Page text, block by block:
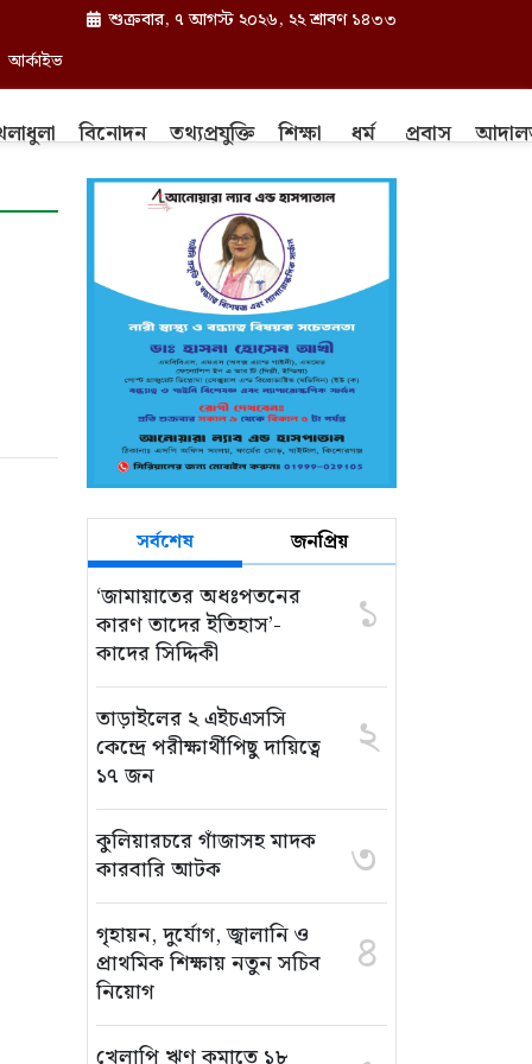
শুক্রবার, ৭ আগস্ট ২০২৬, ২২ শ্রাবণ ১৪৩৩
আর্কাইভ
বিনোদন তথ্যপ্রযুক্তি শিক্ষা ধর্ম প্রবাস
সর্বশেষ জনপ্রিয়
‘জামায়াতের অধঃপতনের
কারণ তাদের ইতিহাস’-
কাদের সিদ্দিকী
১
তাড়াইলের ২ এইচএসসি
কেন্দ্রে পরীক্ষার্থীপিছু দায়িত্বে
১৭ জন
২
কুলিয়ারচরে গাঁজাসহ মাদক
কারবারি আটক
৩
গৃহায়ন, দুর্যোগ, জ্বালানি ও
প্রাথমিক শিক্ষায় নতুন সচিব
নিয়োগ
৪